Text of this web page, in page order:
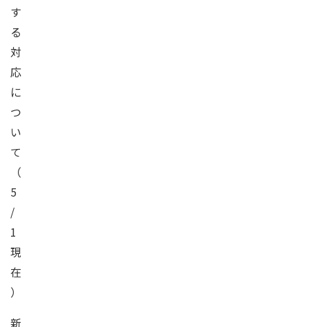
す
る
対
応
に
つ
い
て
（
5
/
1
現
在
）
新